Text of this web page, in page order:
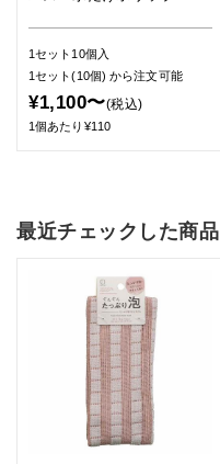
1セット10個入
1セット(10個)から注文可能
¥1,100〜(税込)
1個あたり¥110
最近チェックした商品